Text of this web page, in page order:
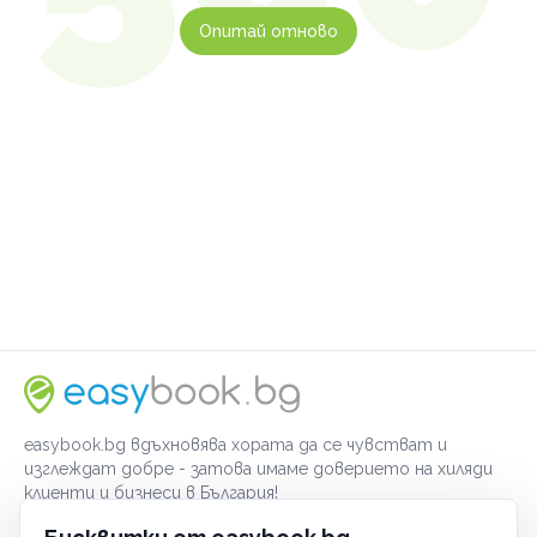
Опитай отново
easybook.bg вдъхновява хората да се чувстват и
изглеждат добре - затова имаме доверието на хиляди
клиенти и бизнеси в България!